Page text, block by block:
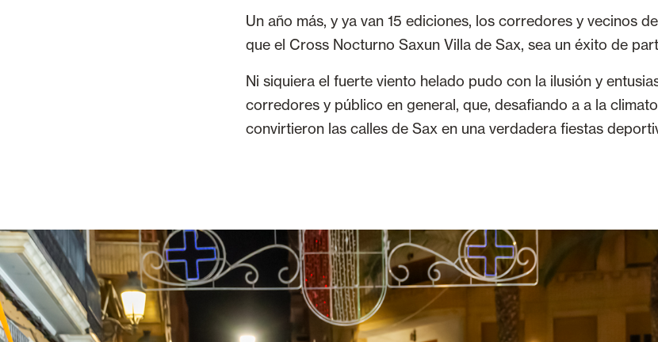
Un año más, y ya van 15 ediciones, los corredores y vecinos
que el Cross Nocturno Saxun Villa de Sax, sea un éxito de
Ni siquiera el fuerte viento helado pudo con la ilusión y
corredores y público en general, que, desafiando a a la
convirtieron las calles de Sax en una verdadera fiestas